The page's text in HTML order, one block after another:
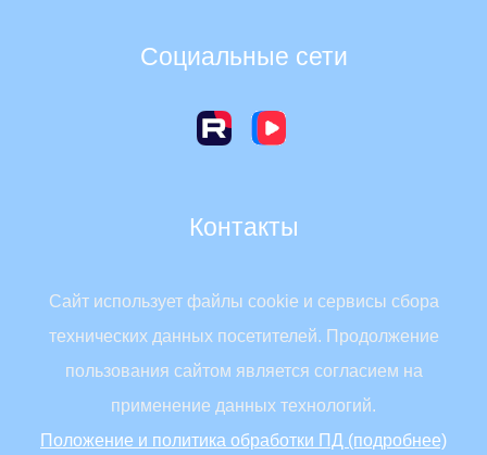
Социальные сети
Контакты
Телефон: 8 (383) 223-32-68
Эл. почта:
nipkipro@edu54.ru
Сайт использует файлы cookie и сервисы сбора
технических данных посетителей. Продолжение
пользования сайтом является согласием на
применение данных технологий.
Положение и политика обработки ПД (подробнее)